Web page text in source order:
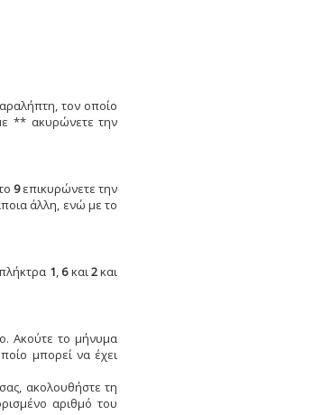
τον οποίο
** ακυρώνετε την
9επικυρώνετε την
άλλη, ενώ με το
1, 6και2και
Ακούτε το μήνυμα
μπορεί να έχει
ακολουθήστε τη
αριθμό του